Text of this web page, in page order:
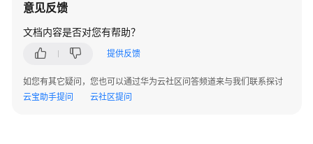
模
引
户
指
意见反馈
文档内容是否对您有帮助？
提供反馈
如您有其它疑问，您也可以通过华为云社区问答频道来与我们联系探讨
云宝助手提问
云社区提问